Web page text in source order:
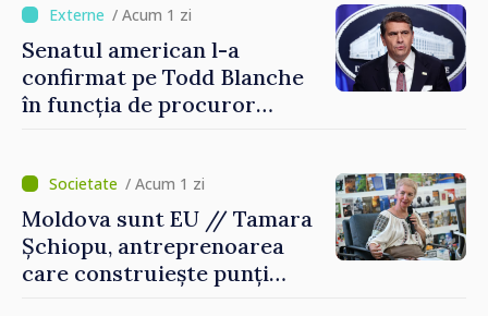
/ Acum 1 zi
Senatul american l-a
confirmat pe Todd Blanche
în funcția de procuror
/ Acum 1 zi
Moldova sunt EU // Tamara
Șchiopu, antreprenoarea
care construiește punți